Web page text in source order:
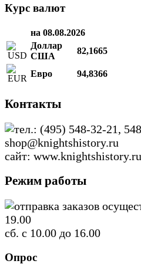
Курс валют
на 08.08.2026
Доллар
США
82,1665
Евро 94,8366
Контакты
тел.: (495) 548-32-21,
shop@knightshistory.ru
сайт: www.knightshistory.ru
Режим работы
отправка заказов
19.00
сб. с 10.00 до 16.00
Опрос